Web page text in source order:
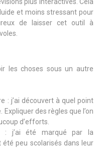
et moins stressant pour
de laisser cet outil à
les choses sous un autre
: j’ai découvert à quel point
des règles que l’on
d’efforts.
: j’ai été marqué par la
peu scolarisés dans leur